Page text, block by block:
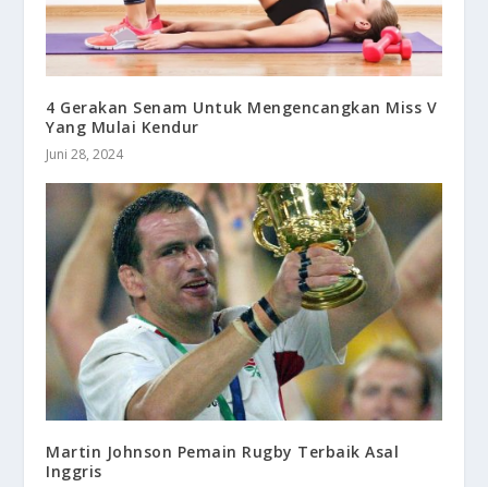
4 Gerakan Senam Untuk Mengencangkan Miss V
Yang Mulai Kendur
Juni 28, 2024
Martin Johnson Pemain Rugby Terbaik Asal
Inggris